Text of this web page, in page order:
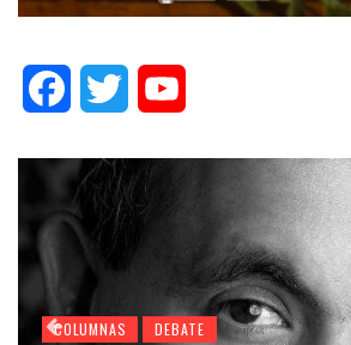
FacebookTwitter
COLUMNAS DEBATE